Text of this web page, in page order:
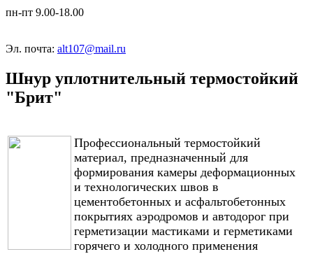
пн-пт 9.00-18.00
Эл. почта: alt107@mail.ru
Шнур уплотнительный термостойкий
"Брит"
Профессиональный термостойкий
материал, предназначенный для
формирования камеры деформационных
и технологических швов в
цементобетонных и асфальтобетонных
покрытиях аэродромов и автодорог при
герметизации мастиками и герметиками
горячего и холодного применения